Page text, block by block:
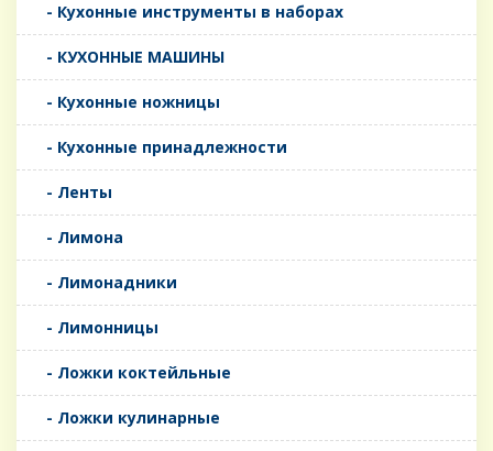
- Кухонные инструменты в наборах
- КУХОННЫЕ МАШИНЫ
- Кухонные ножницы
- Кухонные принадлежности
- Ленты
- Лимона
- Лимонадники
- Лимонницы
- Ложки коктейльные
- Ложки кулинарные